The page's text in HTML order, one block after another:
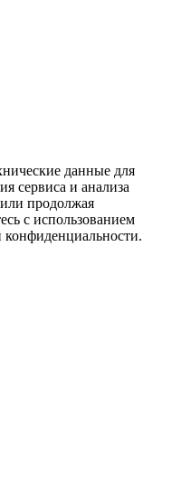
данные для
сервиса и анализа
продолжая
с использованием
конфиденциальности.